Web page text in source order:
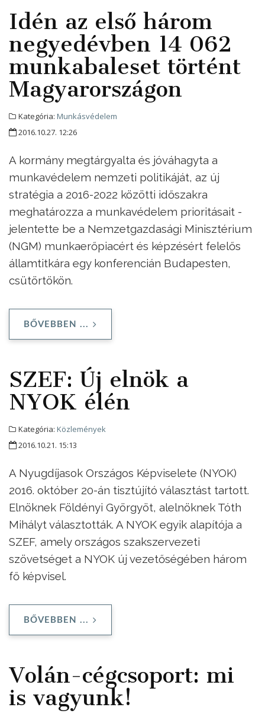
Idén az első három
negyedévben 14 062
munkabaleset történt
Magyarországon
Kategória: Munkásvédelem
2016.10.27. 12:26
A kormány megtárgyalta és jóváhagyta a
munkavédelem nemzeti politikáját, az új
stratégia a 2016-2022 közötti időszakra
meghatározza a munkavédelem prioritásait -
jelentette be a Nemzetgazdasági Minisztérium
(NGM) munkaerőpiacért és képzésért felelős
államtitkára egy konferencián Budapesten,
csütörtökön.
BŐVEBBEN ...
SZEF: Új elnök a
NYOK élén
Kategória: Közlemények
2016.10.21. 15:13
A Nyugdíjasok Országos Képviselete (NYOK)
2016. október 20-án tisztújító választást tartott.
Elnöknek Földényi Györgyöt, alelnöknek Tóth
Mihályt választották. A NYOK egyik alapítója a
SZEF, amely országos szakszervezeti
szövetséget a NYOK új vezetőségében három
fő képvisel.
BŐVEBBEN ...
Volán-cégcsoport: mi
is vagyunk!